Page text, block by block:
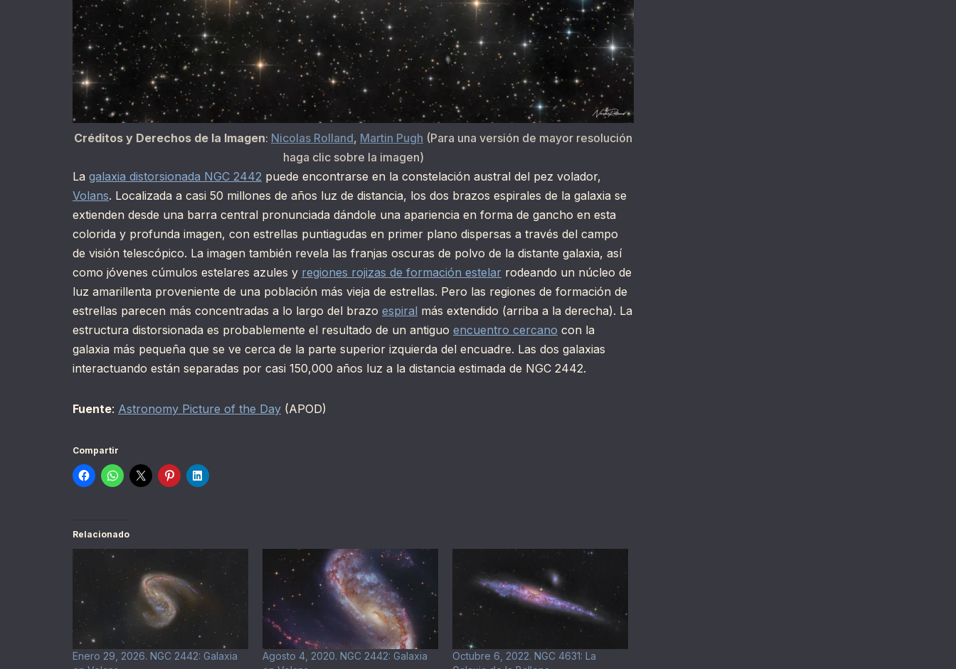
Créditos y Derechos de la Imagen: Nicolas Rolland, Martin Pugh (Para una versión de mayor resolución
haga clic sobre la imagen)
La galaxia distorsionada NGC 2442 puede encontrarse en la constelación austral del pez volador,
Volans. Localizada a casi 50 millones de años luz de distancia, los dos brazos espirales de la galaxia se
extienden desde una barra central pronunciada dándole una apariencia en forma de gancho en esta
colorida y profunda imagen, con estrellas puntiagudas en primer plano dispersas a través del campo
de visión telescópico. La imagen también revela las franjas oscuras de polvo de la distante galaxia, así
como jóvenes cúmulos estelares azules y regiones rojizas de formación estelar rodeando un núcleo de
luz amarillenta proveniente de una población más vieja de estrellas. Pero las regiones de formación de
estrellas parecen más concentradas a lo largo del brazo espiral más extendido (arriba a la derecha). La
estructura distorsionada es probablemente el resultado de un antiguo encuentro cercano con la
galaxia más pequeña que se ve cerca de la parte superior izquierda del encuadre. Las dos galaxias
interactuando están separadas por casi 150,000 años luz a la distancia estimada de NGC 2442.
Fuente: Astronomy Picture of the Day (APOD)
Compartir
Relacionado
Enero 29, 2026. NGC 2442: Galaxia
Agosto 4, 2020. NGC 2442: Galaxia
Octubre 6, 2022. NGC 4631: La